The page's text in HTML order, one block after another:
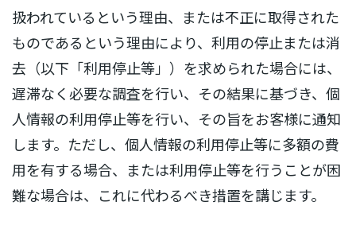
扱われているという理由、または不正に取得された
ものであるという理由により、利用の停止または消
去（以下「利用停止等」）を求められた場合には、
遅滞なく必要な調査を行い、その結果に基づき、個
人情報の利用停止等を行い、その旨をお客様に通知
します。ただし、個人情報の利用停止等に多額の費
用を有する場合、または利用停止等を行うことが困
難な場合は、これに代わるべき措置を講じます。